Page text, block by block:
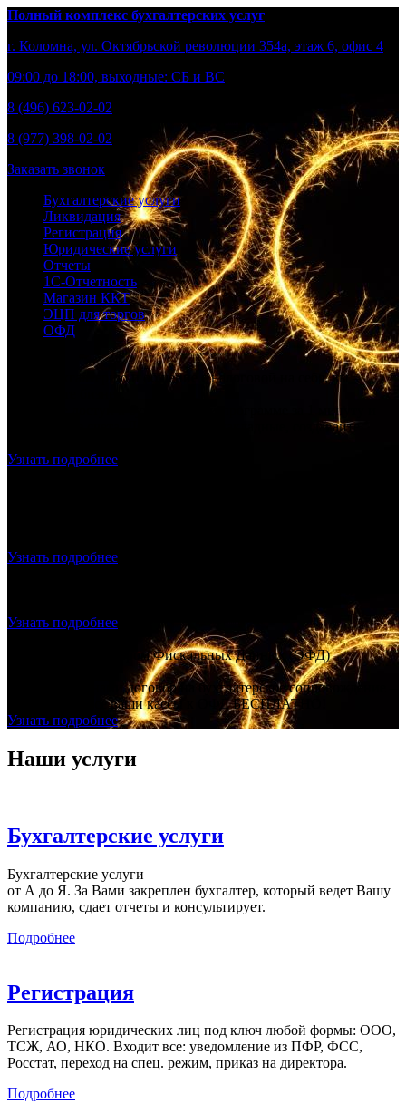
Полный комплекс бухгалтерских услуг
г. Коломна, ул. Октябрьской революции 354а, этаж 6, офис 4
09:00 до 18:00, выходные: СБ и ВС
8 (496) 623-02-02
8 (977) 398-02-02
Заказать звонок
Бухгалтерские услуги
Ликвидация
Регистрация
Юридические услуги
Отчеты
1С-Отчетность
Магазин ККТ
ЭЦП для торгов
ОФД
Берем бухгалтерию и общение с налоговой на себя, вы –
Получите доступ к бухгалтерской программе за 1 минуту и
выставляете счета. Делайте акты, накладные, создавайте
Узнать подробнее
Узнать подробнее
Узнать подробнее
Договор с Оператором Фискальных Данных (ОФД)
Заключаете с нами договор на бухгалтерское сопровождение –
подключаем все ваши кассы к ОФД БЕСПЛАТНО!
Узнать подробнее
Наши услуги
Бухгалтерские услуги
Бухгалтерские услуги
от А до Я. За Вами закреплен бухгалтер, который ведет Вашу
компанию, сдает отчеты и консультирует.
Подробнее
Регистрация
Регистрация юридических лиц под ключ любой формы: ООО,
ТСЖ, АО, НКО. Входит все: уведомление из ПФР, ФСС,
Росстат, переход на спец. режим, приказ на директора.
Подробнее